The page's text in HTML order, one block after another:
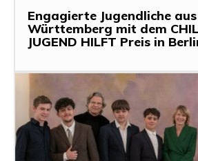
Engagierte Jugendliche
Württemberg mit dem
JUGEND HILFT Preis in